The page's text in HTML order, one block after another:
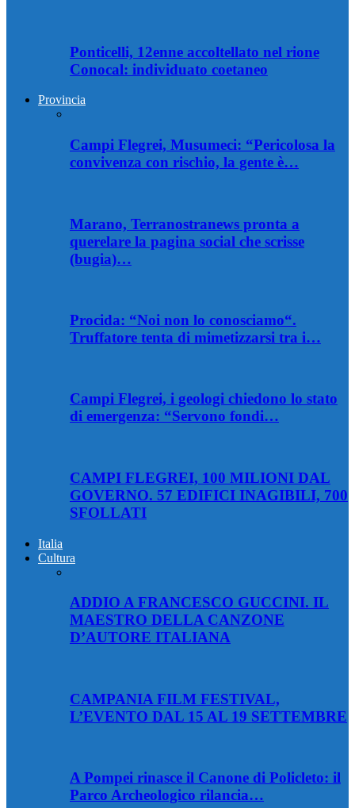
Ponticelli, 12enne accoltellato nel rione
Conocal: individuato coetaneo
Provincia
Campi Flegrei, Musumeci: “Pericolosa la
convivenza con rischio, la gente è…
Marano, Terranostranews pronta a
querelare la pagina social che scrisse
(bugia)…
Procida: “Noi non lo conosciamo“.
Truffatore tenta di mimetizzarsi tra i…
Campi Flegrei, i geologi chiedono lo stato
di emergenza: “Servono fondi…
CAMPI FLEGREI, 100 MILIONI DAL
GOVERNO. 57 EDIFICI INAGIBILI, 700
SFOLLATI
Italia
Cultura
ADDIO A FRANCESCO GUCCINI. IL
MAESTRO DELLA CANZONE
D’AUTORE ITALIANA
CAMPANIA FILM FESTIVAL,
L’EVENTO DAL 15 AL 19 SETTEMBRE
A Pompei rinasce il Canone di Policleto: il
Parco Archeologico rilancia…